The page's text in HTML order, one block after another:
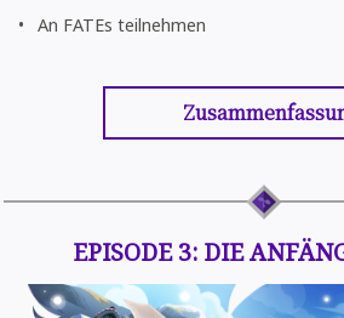
An FATEs teilnehmen
EPISODE 3: DIE